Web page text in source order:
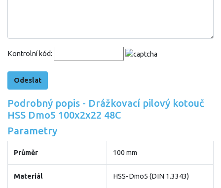
Kontrolní kód:
Podrobný popis - Drážkovací pilový kotouč
HSS Dmo5 100x2x22 48C
Parametry
Průměr 100 mm
Materiál HSS-Dmo5 (DIN 1.3343)